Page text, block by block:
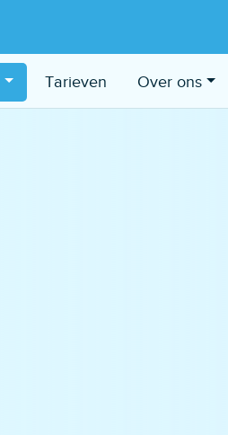
Tarieven Over ons